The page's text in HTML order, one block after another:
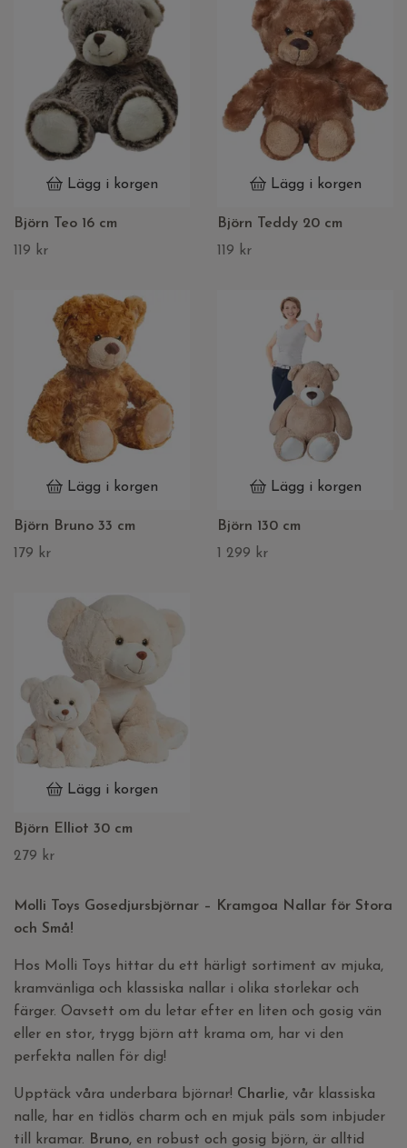
Lägg i korgen
Björn Teo 16 cm
119 kr
Lägg i korgen
Björn Teddy 20 cm
119 kr
Lägg i korgen
Björn Bruno 33 cm
179 kr
Lägg i korgen
Björn 130 cm
1 299 kr
Lägg i korgen
Björn Elliot 30 cm
279 kr
Molli Toys Gosedjursbjörnar – Kramgoa Nallar för Stora
och Små!
Hos Molli Toys hittar du ett härligt sortiment av mjuka,
kramvänliga och klassiska nallar i olika storlekar och
färger. Oavsett om du letar efter en liten och gosig vän
eller en stor, trygg björn att krama om, har vi den
perfekta nallen för dig!
Upptäck våra underbara björnar! Charlie, vår klassiska
nalle, har en tidlös charm och en mjuk päls som inbjuder
till kramar.
Bruno, en robust och gosig björn, är alltid